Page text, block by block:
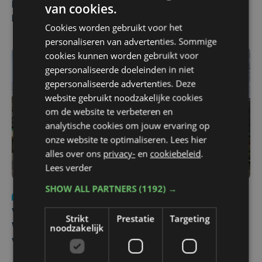
Man en vrouw dood aangetroffen in woning in Sint-
Pieters Brugge
wo 5 augustus | 11:57
Vier Oostendse gynaecologen versterken dienst in AZ
West, dat ook een nieuwe voltijdse gynaecoloog
verwelkomt
van cookies.
Cookies worden gebruikt voor het
personaliseren van advertenties. Sommige
cookies kunnen worden gebruikt voor
gepersonaliseerde doeleinden in niet
gepersonaliseerde advertenties. Deze
website gebruikt noodzakelijke cookies
om de website te verbeteren en
analytische cookies om jouw ervaring op
onze website te optimaliseren. Lees hier
alles over ons privacy- en cookiebeleid.
Lees verder
SHOW ALL PARTNERS(1192) →
Strikt
noodzakelijk
Prestatie Targeting